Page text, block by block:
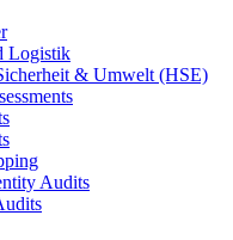
Logistik
& Umwelt (HSE)
Audits